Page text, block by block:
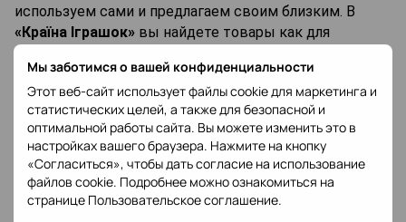
Мы заботимся о вашей конфиденциальности
Этот веб-сайт использует файлы cookie для маркетинга и
статистических целей, а также для безопасной и
оптимальной работы сайта. Вы можете изменить это в
настройках вашего браузера. Нажмите на кнопку
«Согласиться», чтобы дать согласие на использование
файлов cookie. Подробнее можно ознакомиться на
странице Пользовательское соглашение.
используем сами и предлагаем своим близким. В
«Країна Іграшок» вы найдете товары как для
новорожденных, так и для подростков. Мы помогаем
вам подобрать качественные и полезные вещи для
ваших детей, чтобы радость от родительства
достигла новых высот.
Почему родители выбирают«Країну Іграшок»
Расширенный ассортимент, постоянно
Доступные цены и высокое качество товаров,